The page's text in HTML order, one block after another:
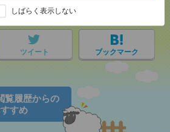
しばらく表示しないLINE
ツイート ブックマーク
覧履歴からの
すめ